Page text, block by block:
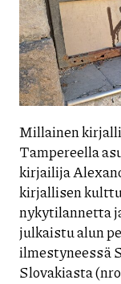
Millainen
Tampereella
kirjailija
kirjallisen
nykytilannetta
julkaistu alun
ilmestyneessä
Slovakiasta